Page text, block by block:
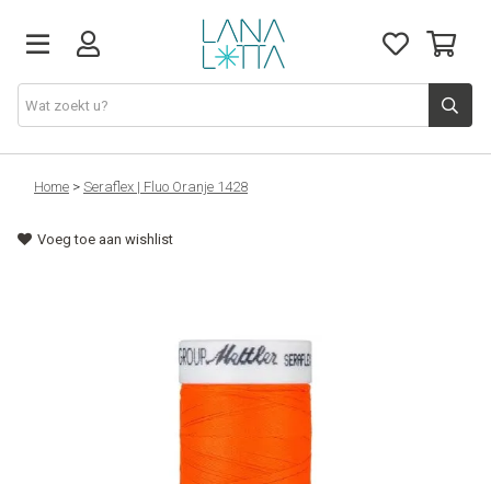
Stoffen
Fournituren
Home > Seraflex | Fluo Oranje 1428
Voeg toe aan wishlist